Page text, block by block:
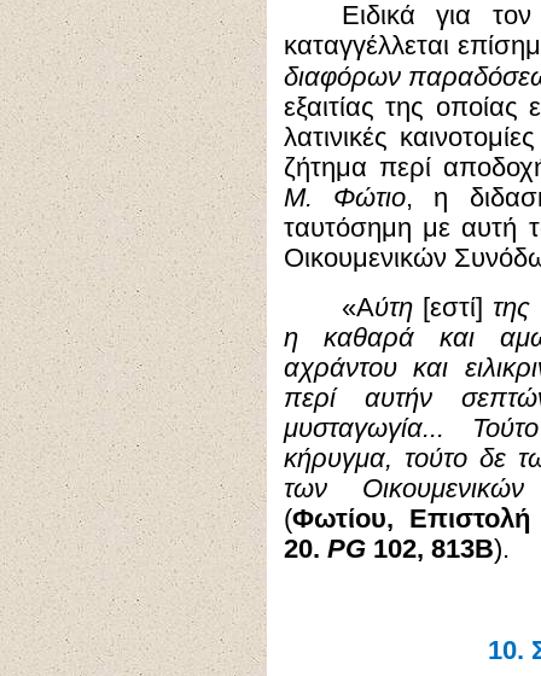
Ειδικά για
καταγγέλλεται
διαφόρων
εξαιτίας της
λατινικές
ζήτημα περί
Μ. Φώτιο, η
ταυτόσημη με αυτή
Οικουμενικών
«Αύτη [εστί]
η καθαρά και
αχράντου και
περί αυτήν
μυσταγωγία...
κήρυγμα, τούτο δε
των
(Φωτίου,
20. PG102, 813Β).
10.